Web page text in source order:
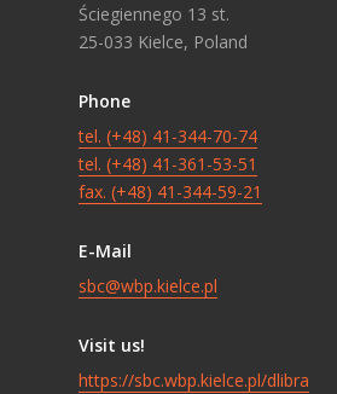
Ściegiennego 13 st.
25-033 Kielce, Poland
Phone
tel. (+48) 41-344-70-74
tel. (+48) 41-361-53-51
fax. (+48) 41-344-59-21
E-Mail
sbc@wbp.kielce.pl
Visit us!
https://sbc.wbp.kielce.pl/dlibra